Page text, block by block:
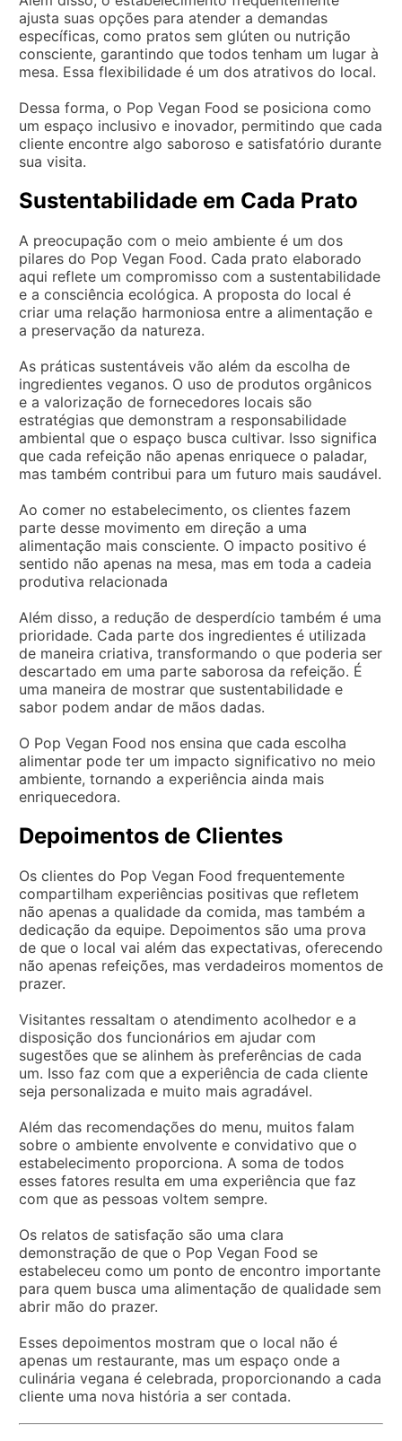
ajusta suas opções para atender a demandas
específicas, como pratos sem glúten ou nutrição
consciente, garantindo que todos tenham um lugar à
mesa. Essa flexibilidade é um dos atrativos do local.
Dessa forma, o Pop Vegan Food se posiciona como
um espaço inclusivo e inovador, permitindo que cada
cliente encontre algo saboroso e satisfatório durante
sua visita.
Sustentabilidade em Cada Prato
A preocupação com o meio ambiente é um dos
pilares do Pop Vegan Food. Cada prato elaborado
aqui reflete um compromisso com a sustentabilidade
e a consciência ecológica. A proposta do local é
criar uma relação harmoniosa entre a alimentação e
a preservação da natureza.
As práticas sustentáveis vão além da escolha de
ingredientes veganos. O uso de produtos orgânicos
e a valorização de fornecedores locais são
estratégias que demonstram a responsabilidade
ambiental que o espaço busca cultivar. Isso significa
que cada refeição não apenas enriquece o paladar,
mas também contribui para um futuro mais saudável.
Ao comer no estabelecimento, os clientes fazem
parte desse movimento em direção a uma
alimentação mais consciente. O impacto positivo é
sentido não apenas na mesa, mas em toda a cadeia
produtiva relacionada
Além disso, a redução de desperdício também é uma
prioridade. Cada parte dos ingredientes é utilizada
de maneira criativa, transformando o que poderia ser
descartado em uma parte saborosa da refeição. É
uma maneira de mostrar que sustentabilidade e
sabor podem andar de mãos dadas.
O Pop Vegan Food nos ensina que cada escolha
alimentar pode ter um impacto significativo no meio
ambiente, tornando a experiência ainda mais
enriquecedora.
Depoimentos de Clientes
Os clientes do Pop Vegan Food frequentemente
compartilham experiências positivas que refletem
não apenas a qualidade da comida, mas também a
dedicação da equipe. Depoimentos são uma prova
de que o local vai além das expectativas, oferecendo
não apenas refeições, mas verdadeiros momentos de
prazer.
Visitantes ressaltam o atendimento acolhedor e a
disposição dos funcionários em ajudar com
sugestões que se alinhem às preferências de cada
um. Isso faz com que a experiência de cada cliente
seja personalizada e muito mais agradável.
Além das recomendações do menu, muitos falam
sobre o ambiente envolvente e convidativo que o
estabelecimento proporciona. A soma de todos
esses fatores resulta em uma experiência que faz
com que as pessoas voltem sempre.
Os relatos de satisfação são uma clara
demonstração de que o Pop Vegan Food se
estabeleceu como um ponto de encontro importante
para quem busca uma alimentação de qualidade sem
abrir mão do prazer.
Esses depoimentos mostram que o local não é
apenas um restaurante, mas um espaço onde a
culinária vegana é celebrada, proporcionando a cada
cliente uma nova história a ser contada.